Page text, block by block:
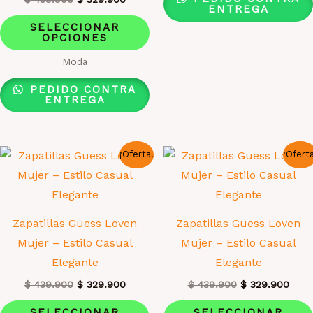
original
era:
$ 439.900.
actual
$ 329.900.
SELECCIONAR
OPCIONES
Este
producto
variantes.
se
pueden
producto
Moda
PEDIDO CONTRA
ENTREGA
ENTREGA
¡Oferta!
Zapatillas Guess Loven
Mujer – Estilo Casual
Elegante
$439.900 El
original
$329.900El
actual
Este
Zapatillas Guess Loven
Mujer – Estilo Casual
Elegante
$439.900 El
original
$329.900El